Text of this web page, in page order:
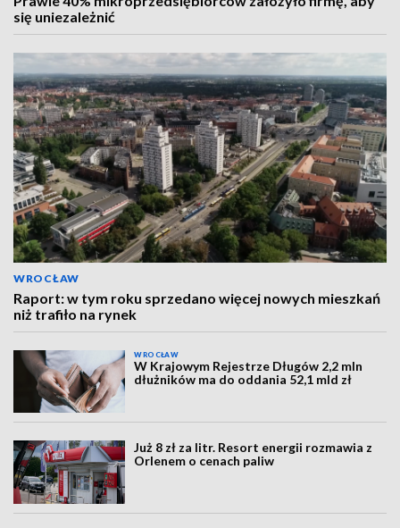
się uniezależnić
WROCŁAW
Raport: w tym roku sprzedano więcej nowych mieszkań
niż trafiło na rynek
WROCŁAW
W Krajowym Rejestrze Długów 2,2 mln
dłużników ma do oddania 52,1 mld zł
Już 8 zł za litr. Resort energii rozmawia z
Orlenem o cenach paliw